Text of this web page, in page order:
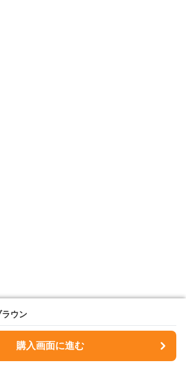
ウン
購入画面に進む
ウン
購入画面に進む